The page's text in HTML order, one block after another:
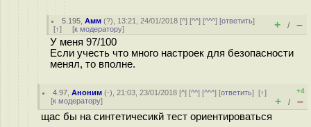
5.195 ,Амм (?), 13:21, 24/01/2018 [^] [^^] [^^^] [ответить]
[↑] [к модератору] + / –
У меня 97/100
Если учесть что много настроек для безопасности
менял, то вполне.
4.97 ,Аноним (-), 21:03, 23/01/2018 [^] [^^] [^^^] [ответить][↑]
[к модератору]
+4
+ / –
щас бы на синтетичесикй тест ориентироваться